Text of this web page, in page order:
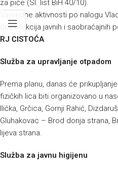
za piće (Sl. list BiH 40/10).
Vanredne aktivnosti po nalogu
dezinfekcija javnih i saobraćajnih
RJ ČISTOĆA
Služba za upravljanje otpadom
Prema planu, danas će
fizičkih lica biti organizovano u
Ilićka, Grčica, Gornji Rahić,
Gluhakovac – Brod donja strana,
lijeva strana.
Služba za javnu higijenu